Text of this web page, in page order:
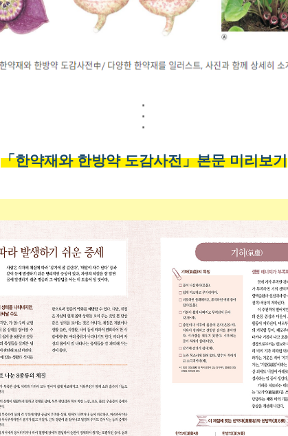
·
·
·
「한약재와 한방약 도감사전」본문 미리보기